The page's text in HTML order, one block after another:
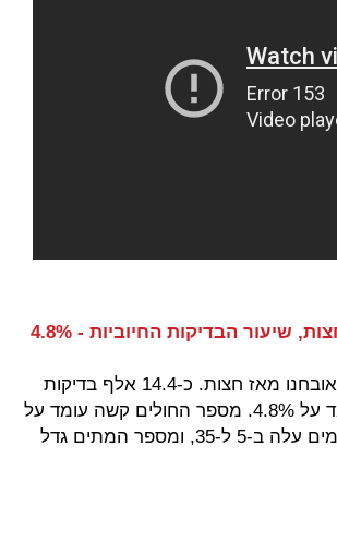
משרד הבריאות מעדכן: 691 חולי קורונה אובחנו מאז חצות. כ-14.4 אלף בדיקות
בוצעו, כך ששיעור הבדיקות החיוביות עומד על 4.8%. מספר החולים קשה עומד על
88 - לעומת 40 ב-27 ביוני. מספר המונשמים עלה ב-5 ל-35, ומספר המתים גדל